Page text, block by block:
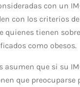
con un
con los criterios
quienes tienen
como obesos.
asumen que si su
que preocuparse